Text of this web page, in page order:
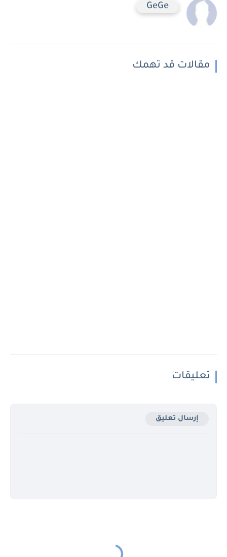
GeGe
مقالات قد تهمك
تعليقات
إرسال تعليق